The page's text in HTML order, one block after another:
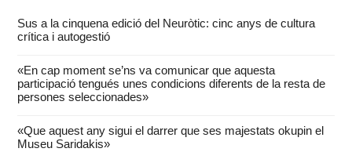
Sus a la cinquena edició del Neuròtic: cinc anys de cultura
crítica i autogestió
«En cap moment se’ns va comunicar que aquesta
participació tengués unes condicions diferents de la resta de
persones seleccionades»
«Que aquest any sigui el darrer que ses majestats okupin el
Museu Saridakis»